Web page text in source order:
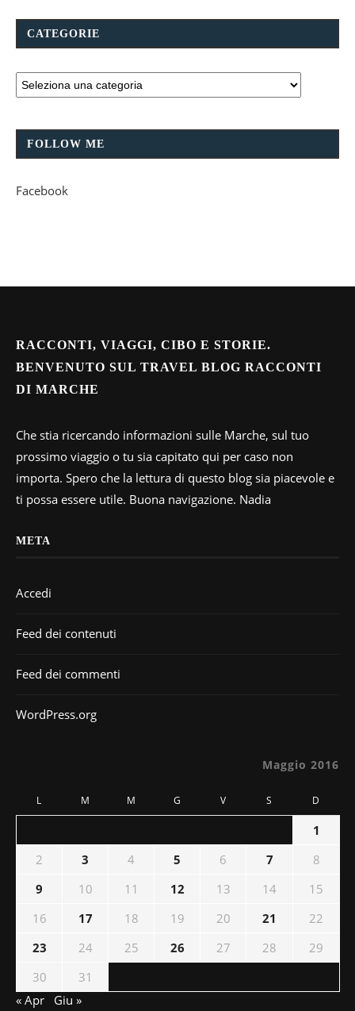
CATEGORIE
FOLLOW ME
Facebook
RACCONTI, VIAGGI, CIBO E STORIE.
BENVENUTO SUL TRAVEL BLOG RACCONTI
DI MARCHE
Che stia ricercando informazioni sulle Marche, sul tuo
prossimo viaggio o tu sia capitato qui per caso non
importa. Spero che la lettura di questo blog sia piacevole e
ti possa essere utile. Buona navigazione. Nadia
META
Accedi
Feed dei contenuti
Feed dei commenti
WordPress.org
Maggio 2016
L M M G V S D
1
2
3 4 5 6 7
8
9
10 11 12 13 14
15
16
17 18 19 20 21
22
23
24 25 26 27 28
29
30
31
« Apr
Giu »